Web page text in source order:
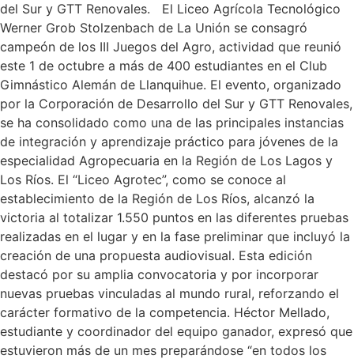
del Sur y GTT Renovales. El Liceo Agrícola Tecnológico
Werner Grob Stolzenbach de La Unión se consagró
campeón de los III Juegos del Agro, actividad que reunió
este 1 de octubre a más de 400 estudiantes en el Club
Gimnástico Alemán de Llanquihue. El evento, organizado
por la Corporación de Desarrollo del Sur y GTT Renovales,
se ha consolidado como una de las principales instancias
de integración y aprendizaje práctico para jóvenes de la
especialidad Agropecuaria en la Región de Los Lagos y
Los Ríos. El “Liceo Agrotec”, como se conoce al
establecimiento de la Región de Los Ríos, alcanzó la
victoria al totalizar 1.550 puntos en las diferentes pruebas
realizadas en el lugar y en la fase preliminar que incluyó la
creación de una propuesta audiovisual. Esta edición
destacó por su amplia convocatoria y por incorporar
nuevas pruebas vinculadas al mundo rural, reforzando el
carácter formativo de la competencia. Héctor Mellado,
estudiante y coordinador del equipo ganador, expresó que
estuvieron más de un mes preparándose “en todos los